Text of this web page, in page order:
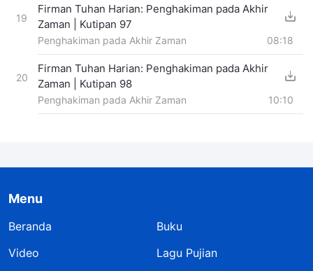
19
Firman Tuhan Harian: Penghakiman pada Akhir
Zaman | Kutipan 97
Penghakiman pada Akhir Zaman 08:18
20
Firman Tuhan Harian: Penghakiman pada Akhir
Zaman | Kutipan 98
Penghakiman pada Akhir Zaman 10:10
Menu
Beranda
Buku
Video
Lagu Pujian